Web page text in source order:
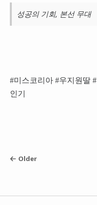
성공의 기회, 본선 무대
#미스코리아 #우지원딸
인기
Older